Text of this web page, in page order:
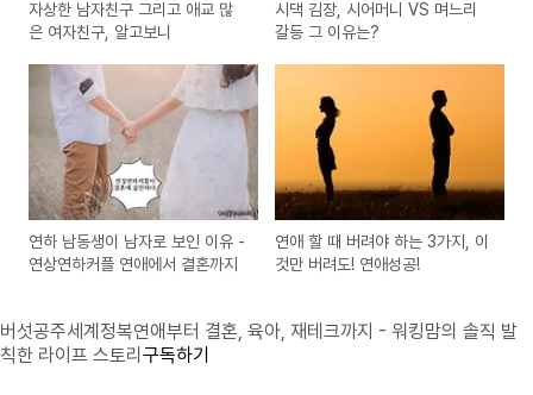
자상한 남자친구 그리고 애교 많
은 여자친구, 알고보니
시댁 김장, 시어머니 VS 며느리
갈등 그 이유는?
연하 남동생이 남자로 보인 이유 -
연상연하커플 연애에서 결혼까지
연애 할 때 버려야 하는 3가지, 이
것만 버려도! 연애성공!
버섯공주세계정복연애부터 결혼, 육아, 재테크까지 - 워킹맘의 솔직 발
칙한 라이프 스토리 구독하기